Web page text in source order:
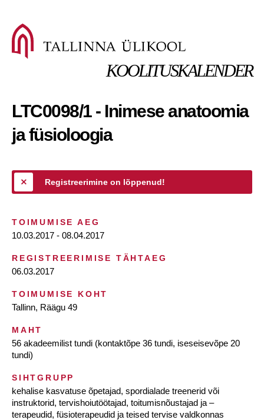
KOOLITUSKALENDER
LTC0098/1 - Inimese anatoomia
ja füsioloogia
Registreerimine on lõppenud!
TOIMUMISE AEG
10.03.2017 - 08.04.2017
REGISTREERIMISE TÄHTAEG
06.03.2017
TOIMUMISE KOHT
Tallinn, Räägu 49
MAHT
56 akadeemilist tundi (kontaktõpe 36 tundi, iseseisevõpe 20
tundi)
SIHTGRUPP
kehalise kasvatuse õpetajad, spordialade treenerid või
instruktorid, tervishoiutöötajad, toitumisnõustajad ja –
terapeudid, füsioterapeudid ja teised tervise valdkonnas